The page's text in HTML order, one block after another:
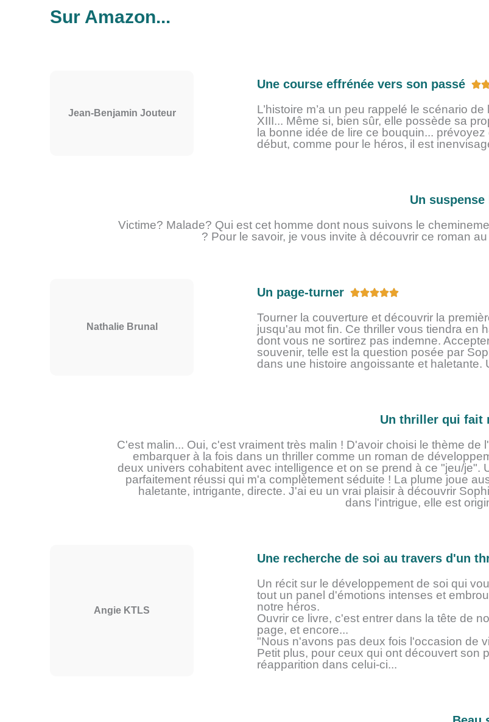
Sur Amazon...
Jean-Benjamin Jouteur
Une course effrénée vers son passé 
L’histoire m’a un peu rappelé le scénario
XIII... Même si, bien sûr, elle possède sa
la bonne idée de lire ce bouquin...
début, comme pour le héros, il est
Un
Victime? Malade? Qui est cet homme dont nous suivons le
? Pour le savoir, je vous invite à découvrir ce roman
Nathalie Brunal
Un page-turner N
t
é
5
s
Tourner la couverture et découvrir la
jusqu'au mot fin. Ce thriller vous tiendra en
dont vous ne sortirez pas indemne.
souvenir, telle est la question posée par
dans une histoire angoissante et haletante.
Un thriller qui fait
C'est malin... Oui, c'est vraiment très malin ! D'avoir choisi le thème de
embarquer à la fois dans un thriller comme un roman de
deux univers cohabitent avec intelligence et on se prend à ce "jeu/je".
parfaitement réussi qui m'a complètement séduite ! La plume joue
haletante, intrigante, directe. J'ai eu un vrai plaisir à découvrir
dans l'intrigue, elle est
Angie KTLS
Une recherche de soi au travers d'un
Un récit sur le développement de soi qui
tout un panel d'émotions intenses et
notre héros.
Ouvrir ce livre, c'est entrer dans la tête de
page, et encore...
"Nous n'avons pas deux fois l'occasion de
Petit plus, pour ceux qui ont découvert son
réapparition dans celui-ci...